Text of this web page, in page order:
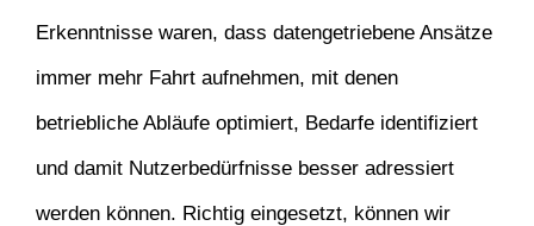
Erkenntnisse waren, dass datengetriebene Ansätze
immer mehr Fahrt aufnehmen, mit denen
betriebliche Abläufe optimiert, Bedarfe identifiziert
und damit Nutzerbedürfnisse besser adressiert
werden können. Richtig eingesetzt, können wir